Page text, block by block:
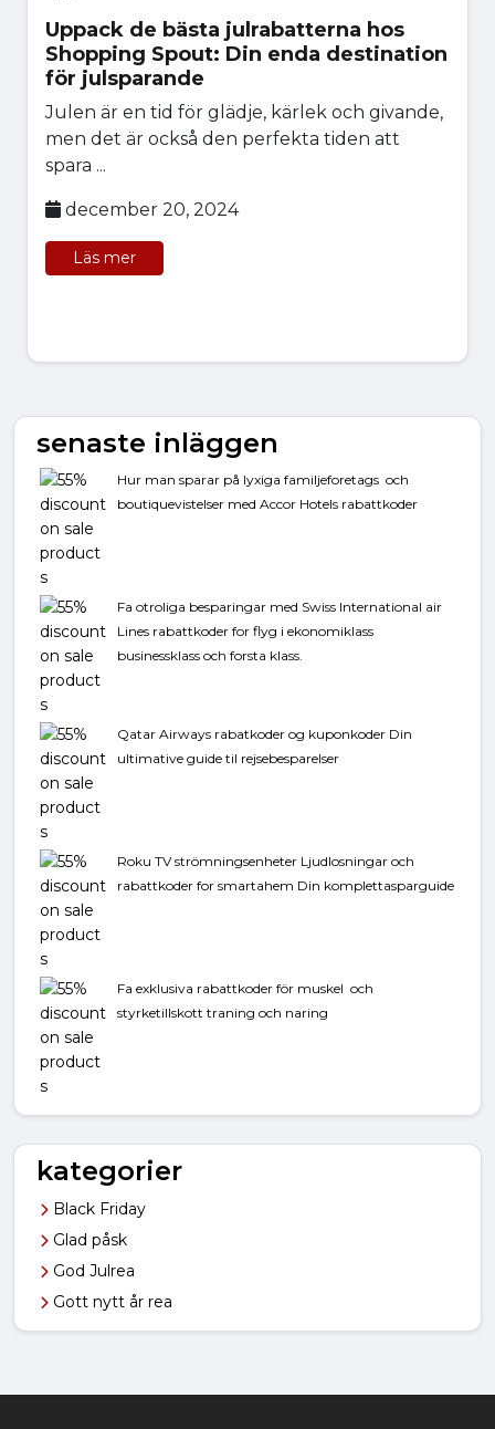
Uppack de bästa julrabatterna hos
Shopping Spout: Din enda destination
för julsparande
Julen är en tid för glädje, kärlek och givande,
men det är också den perfekta tiden att
spara ...
december 20, 2024
Läs mer
senaste inläggen
Hur man sparar på lyxiga familjeforetags och
boutiquevistelser med Accor Hotels rabattkoder
Fa otroliga besparingar med Swiss International air
Lines rabattkoder for flyg i ekonomiklass
businessklass och forsta klass.
Qatar Airways rabatkoder og kuponkoder Din
ultimative guide til rejsebesparelser
Roku TV strömningsenheter Ljudlosningar och
rabattkoder for smartahem Din komplettasparguide
Fa exklusiva rabattkoder för muskel och
styrketillskott traning och naring
kategorier
Black Friday
Glad påsk
God Julrea
Gott nytt år rea